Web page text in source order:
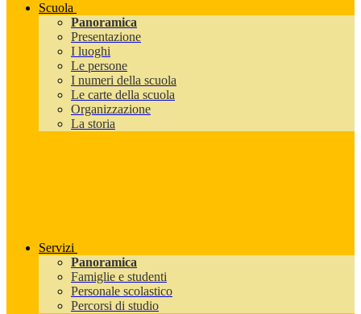
Scuola
Panoramica
Presentazione
I luoghi
Le persone
I numeri della scuola
Le carte della scuola
Organizzazione
La storia
Servizi
Panoramica
Famiglie e studenti
Personale scolastico
Percorsi di studio